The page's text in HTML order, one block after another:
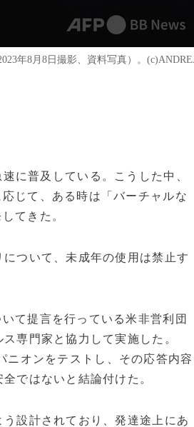
年8月8日撮影、資料写真）。
に普及している。こうした中、
じて、ある時は「バーチャルな
てきた。
ついて、未成年の使用は禁止す
て提言を行っている米非営利団
専門家と協力して実施した。
オンをテストし、その応答内容
ではないと結論付けた。
設計されており、発達途上にあ